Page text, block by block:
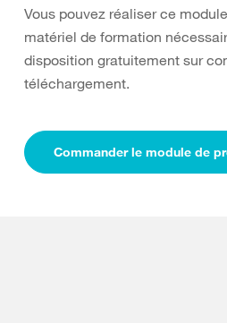
Vous pouvez réaliser ce
matériel de formation
disposition gratuitement sur
téléchargement.
Commander le module de